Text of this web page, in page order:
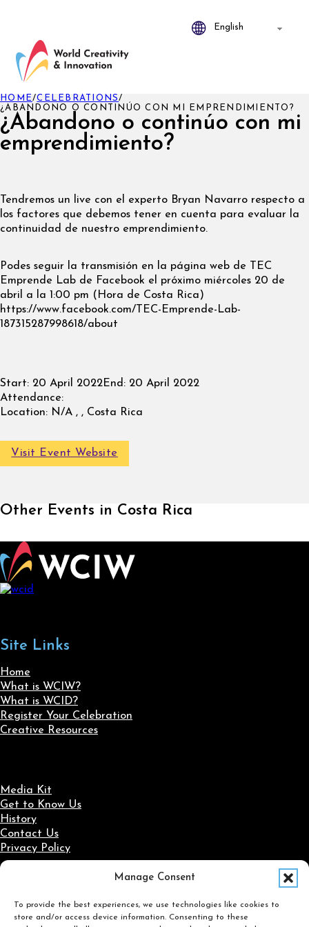
Manage Consent
To provide the best experiences, we use technologies like cookies to
store and/or access device information. Consenting to these
¿Abandono o continúo con mi
emprendimiento?
HOME/CELEBRATIONS/
¿ABANDONO O CONTINÚO CON MI EMPRENDIMIENTO?
Tendremos un live con el experto Bryan Navarro respecto a
los factores que debemos tener en cuenta para evaluar la
continuidad de nuestro emprendimiento.
Podes seguir la transmisión en la página web de TEC
Emprende Lab de Facebook el próximo miércoles 20 de
abril a la 1:00 pm (Hora de Costa Rica)
https://www.facebook.com/TEC-Emprende-Lab-
187315287998618/about
Start: 20 April 2022End: 20 April 2022
Attendance:
Location: N/A , , Costa Rica
Visit Event Website
Other Events in Costa Rica
Site Links
Home
What is WCIW?
What is WCID?
Register Your Celebration
Creative Resources
Media Kit
Get to Know Us
History
Contact Us
Privacy Policy
Social Media
Follow us on Facebook
Follow us on X
Follow us on LinkedIn
Follow us on Instagram